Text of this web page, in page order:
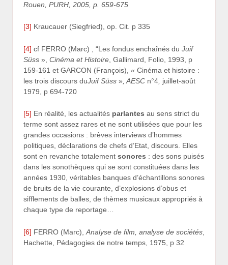
Rouen, PURH, 2005, p. 659-675
[3] Kraucauer (Siegfried), op. Cit. p 335
[4] cf FERRO (Marc) , “Les fondus enchaînés du Juif
Süss », Cinéma et Histoire , Gallimard, Folio, 1993, p
159-161 et GARCON (François), « Cinéma et histoire :
les trois discours duJuif Süss » , AESC n°4 juillet-août
1979, p 694-720
[5] En réalité, les actualités parlantes au sens strict du
terme sont assez rares et ne sont utilisées que pour les
grandes occasions : brèves interviews d’hommes
politiques, déclarations de chefs d’Etat, discours. Elles
sont en revanche totalement sonores : des sons puisés
dans les sonothèques qui se sont constituées dans les
années 1930, véritables banques d’échantillons sonores
de bruits de la vie courante, d’explosions d’obus et
sifflements de balles, de thèmes musicaux appropriés à
chaque type de reportage…
[6] FERRO (Marc), Analyse de film, analyse de sociétés
Hachette, Pédagogies de notre temps, 1975, p 32